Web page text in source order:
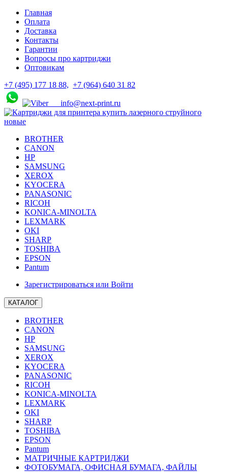
Skip
navigation
Skip
content
Главная
Оплата
Доставка
Контакты
Гарантии
Вопросы про картриджи
Оптовикам
+7 (495) 177 18 88, +7 (964) 640 31 82
info@next-print.ru
BROTHER
CANON
HP
SAMSUNG
XEROX
KYOCERA
PANASONIC
RICOH
KONICA-MINOLTA
LEXMARK
OKI
SHARP
TOSHIBA
EPSON
Pantum
Зарегистрироваться или Войти
КАТАЛОГ
BROTHER
CANON
HP
SAMSUNG
XEROX
KYOCERA
PANASONIC
RICOH
KONICA-MINOLTA
LEXMARK
OKI
SHARP
TOSHIBA
EPSON
Pantum
МАТРИЧНЫЕ КАРТРИДЖИ
ФОТОБУМАГА, ОФИСНАЯ БУМАГА, ФАЙЛЫ